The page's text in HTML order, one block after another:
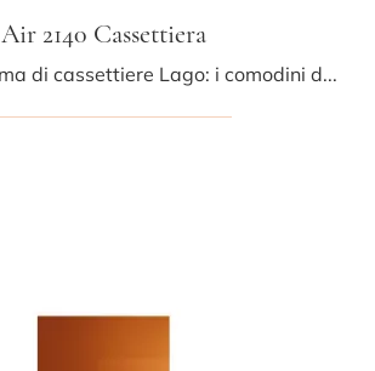
Air 2140 Cassettiera
Una ricca gamma di cassettiere Lago: i comodini design in vetro, come Air 2140 Cassettiera, sono tra le proposte più esclusive.